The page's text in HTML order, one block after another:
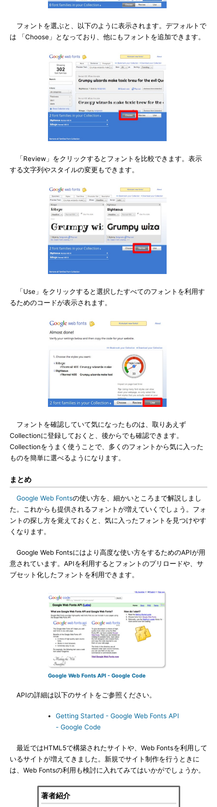
フォントを選ぶと、以下のように表示されます。デフォルトで
は 「Choose」となっており、他にもフォントを追加できます。
「Review」をクリックするとフォントを比較できます。表示
する文字列やスタイルの変更もできます。
「Use」をクリックすると選択したすべてのフォントを利用す
るためのコードが表示されます。
フォントを確認していて気になったものは、取りあえず
Collectionに登録しておくと、後からでも確認できます。
Collectionをうまく使うことで、多くのフォントから気に入った
ものを簡単に選べるようになります。
まとめ
Google Web Fontsの使い方を、細かいところまで解説しまし
た。これからも提供されるフォントが増えていくでしょう。フォ
ントの探し方を覚えておくと、気に入ったフォントを見つけやす
くなります。
Google Web Fontsにはより高度な使い方をするためのAPIが用
意されています。APIを利用するとフォントのプリロードや、サ
ブセット化したフォントを利用できます。
Google Web Fonts API - Google Code
APIの詳細は以下のサイトをご参照ください。
Getting Started - Google Web Fonts API
- Google Code
最近ではHTML5で構築されたサイトや、Web Fontsを利用して
いるサイトが増えてきました。新規でサイト制作を行うときに
は、Web Fontsの利用も検討に入れてみてはいかがでしょうか。
著者紹介